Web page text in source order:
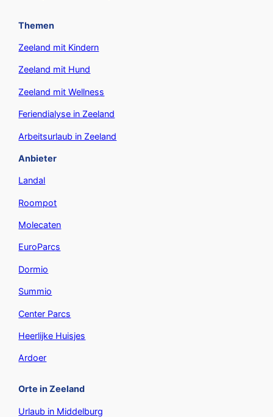
Themen
Zeeland mit Kindern
Zeeland mit Hund
Zeeland mit Wellness
Feriendialyse in Zeeland
Arbeitsurlaub in Zeeland
Anbieter
Landal
Roompot
Molecaten
EuroParcs
Dormio
Summio
Center Parcs
Heerlijke Huisjes
Ardoer
Orte in Zeeland
Urlaub in Middelburg